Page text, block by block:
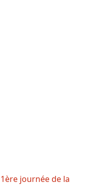
journée de la